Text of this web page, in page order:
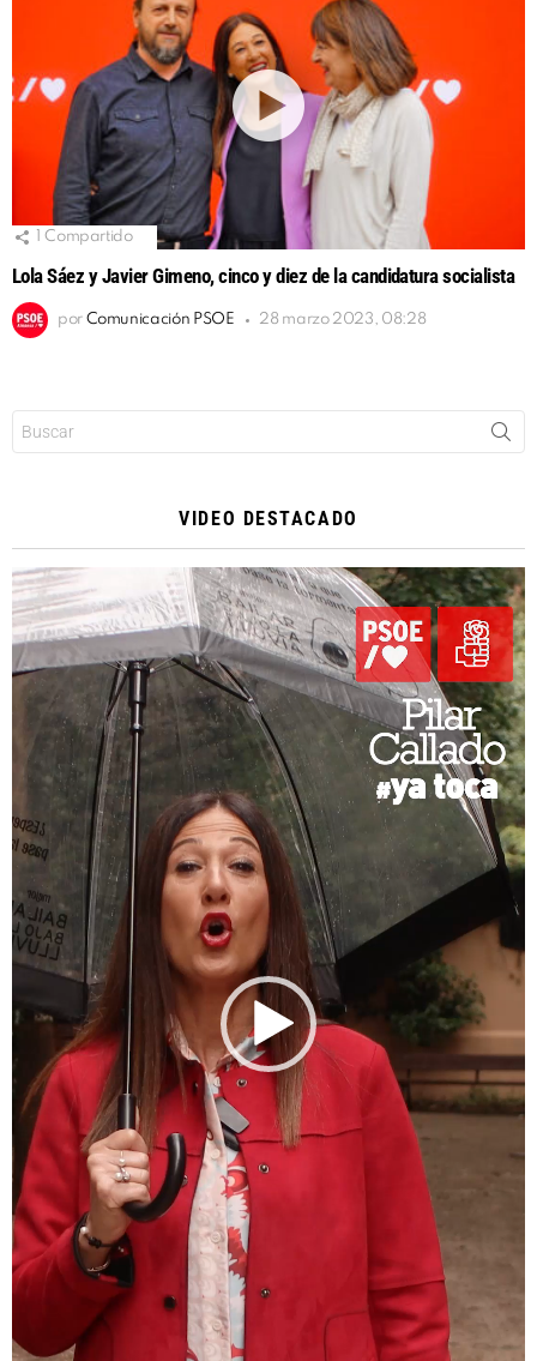
Compartido
Lola Sáez y Javier Gimeno, cinco y diez de la candidatura socialista
por Comunicación PSOE 28 marzo 2023, 08:28
VIDEO DESTACADO
Reproductor
de
vídeo